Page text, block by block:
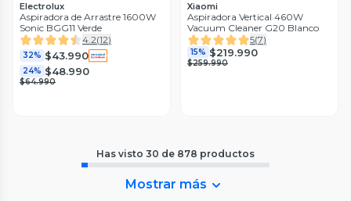
Electrolux
Aspiradora de Arrastre 1600W
Sonic BGG11 Verde
4.2(12)
32% $43.990
24% $48.990
$64.990
Xiaomi
Aspiradora Vertical 460W
Vacuum Cleaner G20 Blanco
5(7)
15% $219.990
$259.990
Has visto 30 de 878 productos
Mostrar más